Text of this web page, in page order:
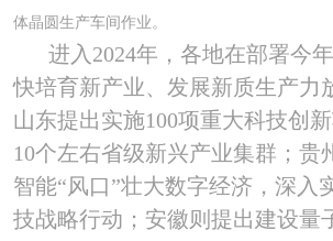
体晶圆生产车间作业。
进入 2024年，各地在部署今
快培育新产业、发展新质生产力
山东提出实施100项重大科技创
10个左右省级新兴产业集群；贵
智能“风口”壮大数字经济，深入
技战略行动；安徽则提出建设量